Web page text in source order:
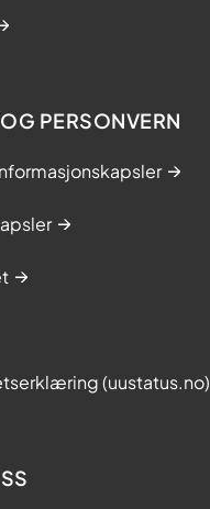
PERSONVERN
(uustatus.no)